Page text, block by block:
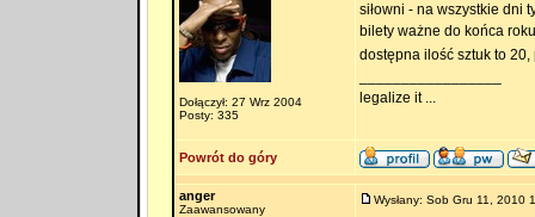
Dołączył: 27 Wrz 2004
Posty: 335
siłowni - na wszystkie dni
bilety ważne do końca roku
dostępna ilość sztuk to
legalize it ...
Powrót do góry
anger
Zaawansowany
Wysłany: Sob Gru 11, 2010